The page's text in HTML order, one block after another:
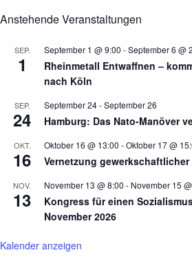
Anstehende Veranstaltungen
SEP.
1
September 1 @ 9:00 -September 6 @
Rheinmetall Entwaffnen –
nach Köln
SEP.
24
September 24-September 26
Hamburg: Das Nato-Manöver
OKT.
16
Oktober 16 @ 13:00 -Oktober 17 @
Vernetzung
NOV.
13
November 13 @ 8:00 - November 15
Kongress für einen
November 2026
Kalender anzeigen